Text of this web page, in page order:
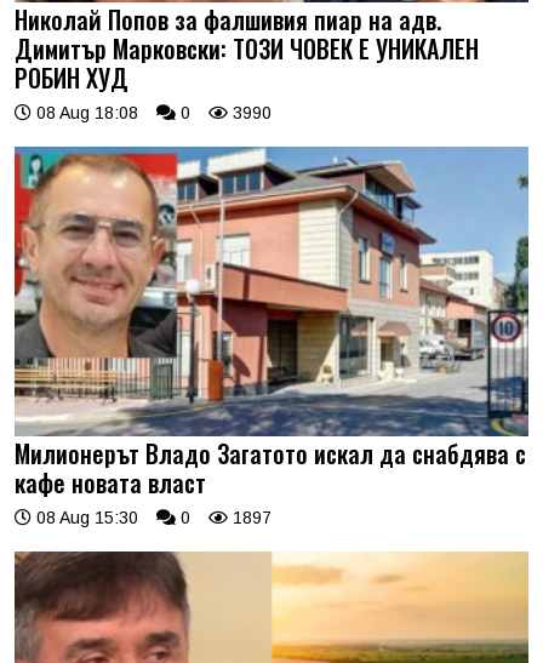
Николай Попов за фалшивия пиар на адв.
Димитър Марковски: ТОЗИ ЧОВЕК Е УНИКАЛЕН
РОБИН ХУД
08 Aug 18:08 0 3990
Милионерът Владо Загатото искал да снабдява с
кафе новата власт
08 Aug 15:30 0 1897